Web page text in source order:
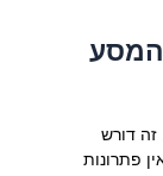
זה דורש
פתרונות